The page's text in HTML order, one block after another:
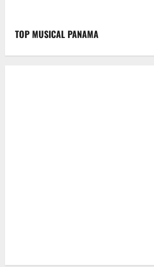
TOP MUSICAL PANAMA